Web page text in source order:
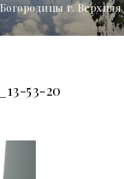
г. Верхняя
53-20